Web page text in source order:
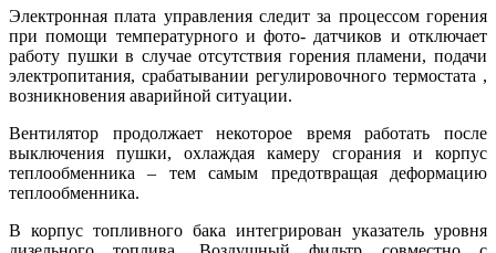
Электронная плата управления следит за процессом горения
при помощи температурного и фото- датчиков и отключает
работу пушки в случае отсутствия горения пламени, подачи
электропитания, срабатывании регулировочного термостата ,
возникновения аварийной ситуации.
Вентилятор продолжает некоторое время работать после
выключения пушки, охлаждая камеру сгорания и корпус
теплообменника – тем самым предотвращая деформацию
теплообменника.
В корпус топливного бака интегрирован указатель уровня